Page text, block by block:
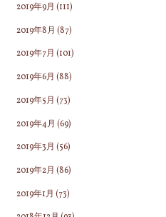
2019年9月 (111)
2019年8月 (87)
2019年7月 (101)
2019年6月 (88)
2019年5月 (73)
2019年4月 (69)
2019年3月 (56)
2019年2月 (86)
2019年1月 (73)